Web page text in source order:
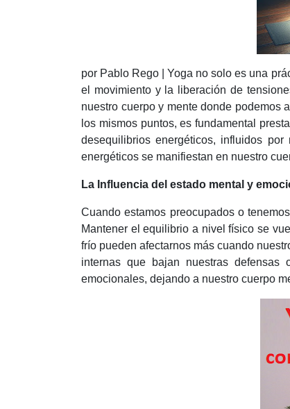
por Pablo Rego | Yoga no solo es una
el movimiento y la liberación de
nuestro cuerpo y mente donde podemos
los mismos puntos, es fundamental
desequilibrios energéticos, influidos
energéticos se manifiestan en nuestro
La Influencia del estado mental y
Cuando estamos preocupados o
Mantener el equilibrio a nivel físico se
frío pueden afectarnos más cuando
internas que bajan nuestras defensas
emocionales, dejando a nuestro cuerpo